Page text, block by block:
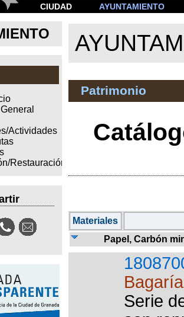
CIUDAD AYUNTAMIENTO
Actividades
Restauración
Patrimonio
Materiales
Papel, Carbón
Serie